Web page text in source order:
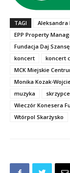
TAGI Aleksandra
EPP Property
Fundacja Daj Szansę
koncert
koncert
MCK Miejskie
Monika Kozak-
muzyka
skrzypce
Wieczór Konesera
Wtórpol Skarżysko